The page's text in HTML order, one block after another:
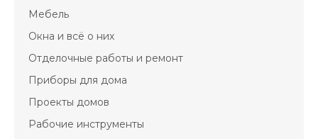
Мебель
Окна и всё о них
Отделочные работы и ремонт
Приборы для дома
Проекты домов
Рабочие инструменты